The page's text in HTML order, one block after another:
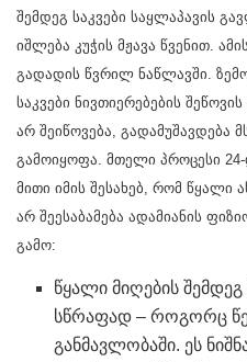
შემდეგ საკვები საყლაპავის
იშლება კუჭის მჟავა წვენით.
გადადის წვრილ ნაწლავში.
საკვები ნივთიერებების
არ შეიწოვება, გადამუშავდება
გამოიყოფა. მთელი პროცესი
მითი იმის შესახებ, რომ წყალი
არ შეესაბამება ადამიანის
გამო:
წყალი მიღების შემდეგ
სწრაფად – როგორც
განმავლობაში. ეს